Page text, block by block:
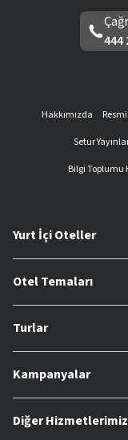
444
Hakkımızda
Setur
Bilgi Toplumu
Yurt İçi Oteller
Otel Temaları
Turlar
Kampanyalar
Diğer Hizmetlerimiz